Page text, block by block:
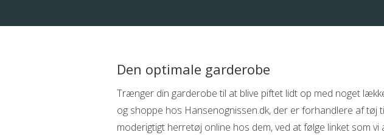
Den optimale garderobe
Trænger din garderobe til at blive piftet lidt op med noget
og shoppe hos Hansenognissen.dk, der er forhandlere af tøj
moderigtigt herretøj online hos dem, ved at følge linket som vi